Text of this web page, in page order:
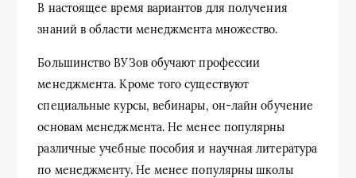
В настоящее время вариантов для получения
знаний в области менеджмента множество.
Большинство ВУЗов обучают профессии
менеджмента. Кроме того существуют
специальные курсы, вебинары, он-лайн обучение
основам менеджмента. Не менее популярны
различные учебные пособия и научная литература
по менеджменту. Не менее популярны школы